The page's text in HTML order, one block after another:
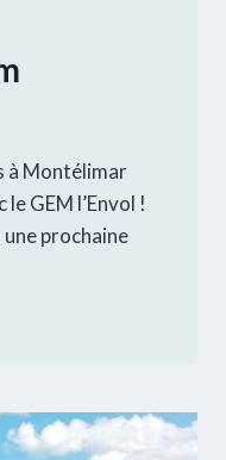
à Montélimar
GEM l’Envol !
prochaine